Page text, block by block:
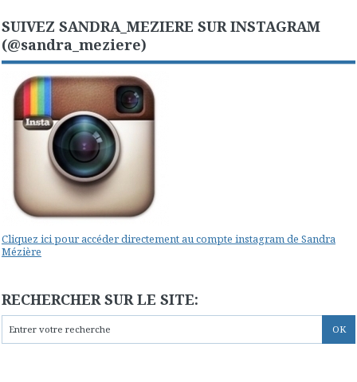
SUIVEZ SANDRA_MEZIERE SUR INSTAGRAM
(@sandra_meziere)
Cliquez ici pour accéder directement au compte instagram de Sandra
Mézière
RECHERCHER SUR LE SITE: